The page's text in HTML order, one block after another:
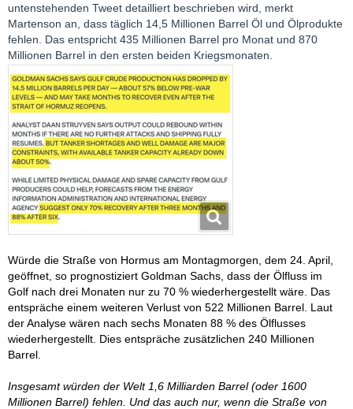
untenstehenden Tweet detailliert beschrieben wird, merkt
Martenson an, dass täglich 14,5 Millionen Barrel Öl und Ölprodukte
fehlen. Das entspricht 435 Millionen Barrel pro Monat und 870
Millionen Barrel in den ersten beiden Kriegsmonaten.
Würde die Straße von Hormus am Montagmorgen, dem 24. April,
geöffnet, so prognostiziert Goldman Sachs, dass der Ölfluss im
Golf nach drei Monaten nur zu 70 % wiederhergestellt wäre. Das
entspräche einem weiteren Verlust von 522 Millionen Barrel. Laut
der Analyse wären nach sechs Monaten 88 % des Ölflusses
wiederhergestellt. Dies entspräche zusätzlichen 240 Millionen
Barrel.
Insgesamt würden der Welt 1,6 Milliarden Barrel (oder 1600
Millionen Barrel) fehlen. Und das auch nur, wenn die Straße von